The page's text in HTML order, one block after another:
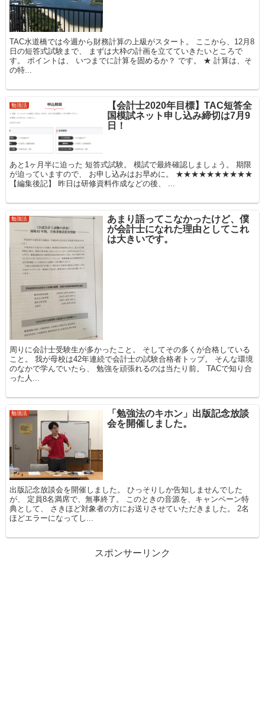
TAC水道橋では今週から財務計算の上級がスタート。 ここから、12月8
日の短答式試験まで、 まずは大枠の計画を立てていきたいところで
す。 ポイントは、 いつまでに計算を固めるか？ です。 ★ 計算は、そ
の特...
勉強法
【会計士2020年目標】TAC短答全
国模試ネット申し込み締切は7月9
日！
あと1ヶ月半に迫った 短答式試験。 模試で最終確認しましょう。 期限
が迫っていますので、 お申し込みはお早めに。 ★★★★★★★★★★
【編集後記】 昨日は研修資料作成などの後、 ...
勉強法
あまり語ってこなかったけど、僕
が会計士になれた理由としてこれ
は大きいです。
周りに会計士受験生が多かったこと。 そしてその多くが合格している
こと。 我が母校は42年連続で会計士の試験合格者トップ。 そんな環境
のなかで学んでいたら、 勉強を頑張れるのは当たり前。 TACで知り合
った人...
勉強法
「勉強法のキホン」出版記念放談
会を開催しました。
出版記念放談会を開催しました。 ひっそりしか告知しませんでした
が、 定員8名満席で、無事終了。 このときの音源を、キャンペーン特
典として、 さきほど対象者の方にお送りさせていただきました。 2名
ほどエラーになってし...
スポンサーリンク